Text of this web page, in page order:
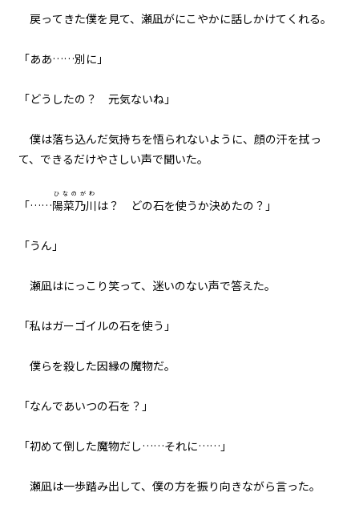
060
061
062
064
067
戻ってきた僕を見て、瀬凪がにこやかに話しかけてくれる。
「ああ……別に」
「どうしたの？ 元気ないね」
僕は落ち込んだ気持ちを悟られないように、顔の汗を拭っ
て、できるだけやさしい声で聞いた。
「……陽菜乃川
ひなのがわ
は？ どの石を使うか決めたの？」
「うん」
瀬凪はにっこり笑って、迷いのない声で答えた。
「私はガーゴイルの石を使う」
僕らを殺した因縁の魔物だ。
「なんであいつの石を？」
「初めて倒した魔物だし……それに……」
瀬凪は一歩踏み出して、僕の方を振り向きながら言った。